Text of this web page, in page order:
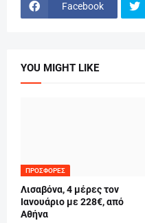
Facebook
YOU MIGHT LIKE
ΠΡΟΣΦΟΡΈΣ
Λισαβόνα, 4 μέρες τον
Ιανουάριο με 228€, από
Αθήνα